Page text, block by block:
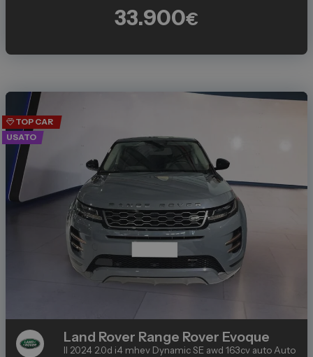
33.900€
TOP CAR
USATO
Land Rover Range Rover Evoque
II 2024 2.0d i4 mhev Dynamic SE awd 163cv auto Auto